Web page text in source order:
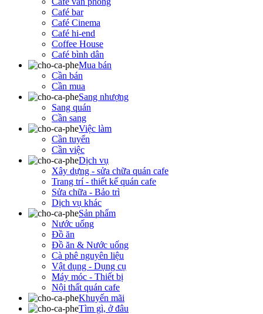
Café bar
Café Cinema
Café hi-end
Coffee House
Café bình dân
Mua bán
Cần bán
Cần mua
Sang nhượng
Sang quán
Cần sang
Việc làm
Cần tuyển
Cần việc
Dịch vụ
Xây dựng - sửa chữa quán cafe
Trang trí - thiết kế quán cafe
Sửa chữa - Bảo trì
Dịch vụ khác
Sản phẩm
Nước uống
Đồ ăn
Đồ ăn & Nước uống
Cà phê nguyên liệu
Vật dụng - Dụng cụ
Máy móc - Thiết bị
Nội thất quán cafe
Khuyến mãi
Tìm gì, ở đâu